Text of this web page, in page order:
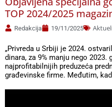
TOP 2024/2025
Redakcija 19/11/2025
„Privreda u Srbiji je 2024.
dinara, za 9% manju nego 2023.
najprofitabilnijih preduzeća
građevinske firme. Međutim,